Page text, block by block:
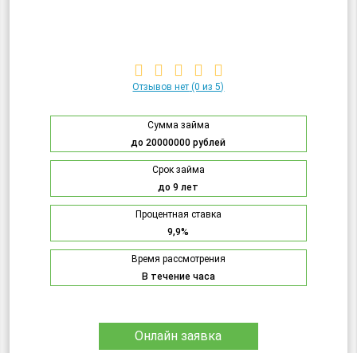
Отзывов нет (0 из 5)
Сумма займа
до 20000000 рублей
Срок займа
до 9 лет
Процентная ставка
9,9%
Время рассмотрения
В течение часа
Онлайн заявка